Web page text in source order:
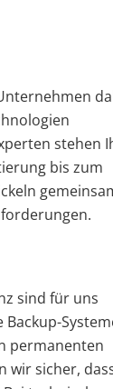
stehen
bis zum
sind für uns
permanenten
wir sicher,